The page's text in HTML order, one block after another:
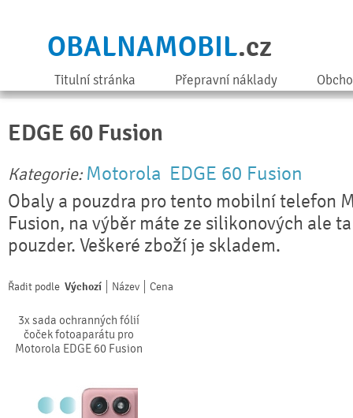
OBALNAMOBIL.cz
Titulní stránka Přepravní náklady
EDGE 60 Fusion
Kategorie: Motorola EDGE 60 Fusion
Obaly a pouzdra pro tento mobilní telefon
Fusion, na výběr máte ze silikonových ale
pouzder. Veškeré zboží je skladem.
Řadit podle Výchozí Název Cena
3x sada ochranných fólií
čoček fotoaparátu pro
Motorola EDGE 60 Fusion